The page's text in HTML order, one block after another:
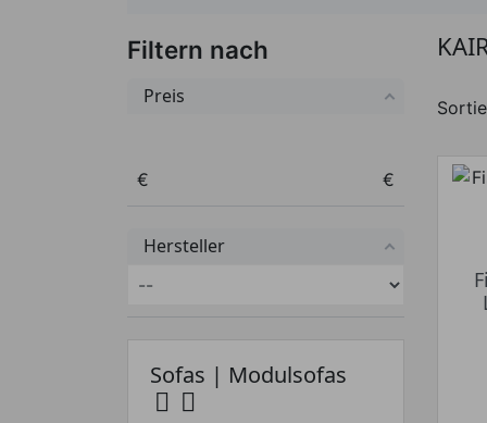
Filtern nach
Preis
Preis von
€ Preis bis
€
Hersteller
Sofas | Modulsofas
 